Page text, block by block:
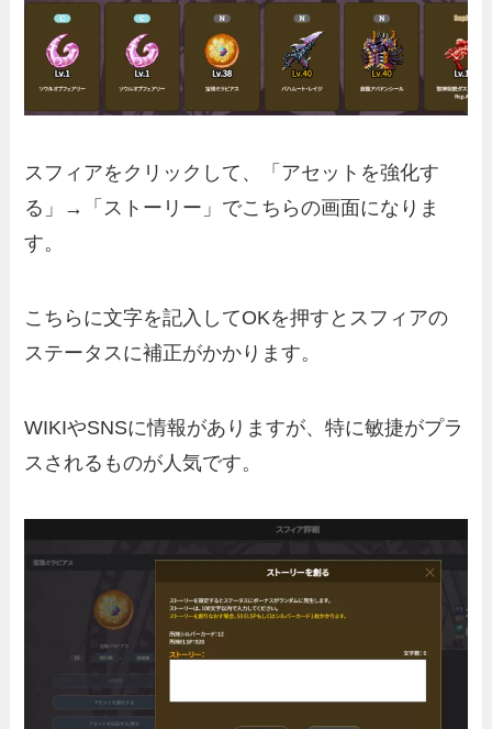
スフィアをクリックして、「アセットを強化す
る」→「ストーリー」でこちらの画面になりま
す。
こちらに文字を記入してOKを押すとスフィアの
ステータスに補正がかかります。
WIKIやSNSに情報がありますが、特に敏捷がプラ
スされるものが人気です。